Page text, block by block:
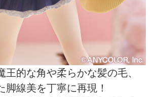
王的な角や柔らかな髪の毛、
脚線美を丁寧に再現！